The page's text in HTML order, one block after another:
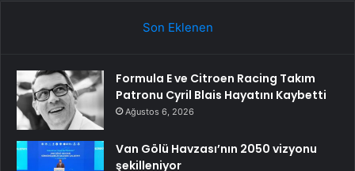
Son Eklenen
Formula E ve Citroen Racing Takım
Patronu Cyril Blais Hayatını Kaybetti
Ağustos 6, 2026
Van Gölü Havzası’nın 2050 vizyonu
şekilleniyor